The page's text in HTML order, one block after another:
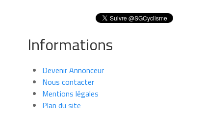
Informations
Devenir Annonceur
Nous contacter
Mentions légales
Plan du site